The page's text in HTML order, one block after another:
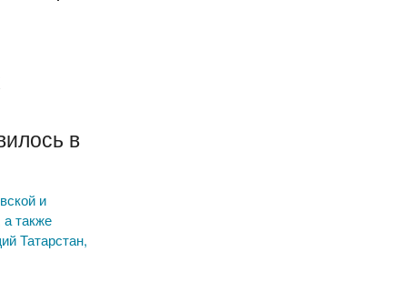
в
и
также
Татарстан,